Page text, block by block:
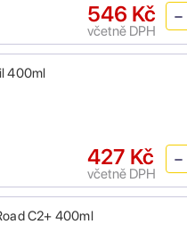
546 Kč
včetně DPH
400ml
427 Kč
včetně DPH
C2+ 400ml